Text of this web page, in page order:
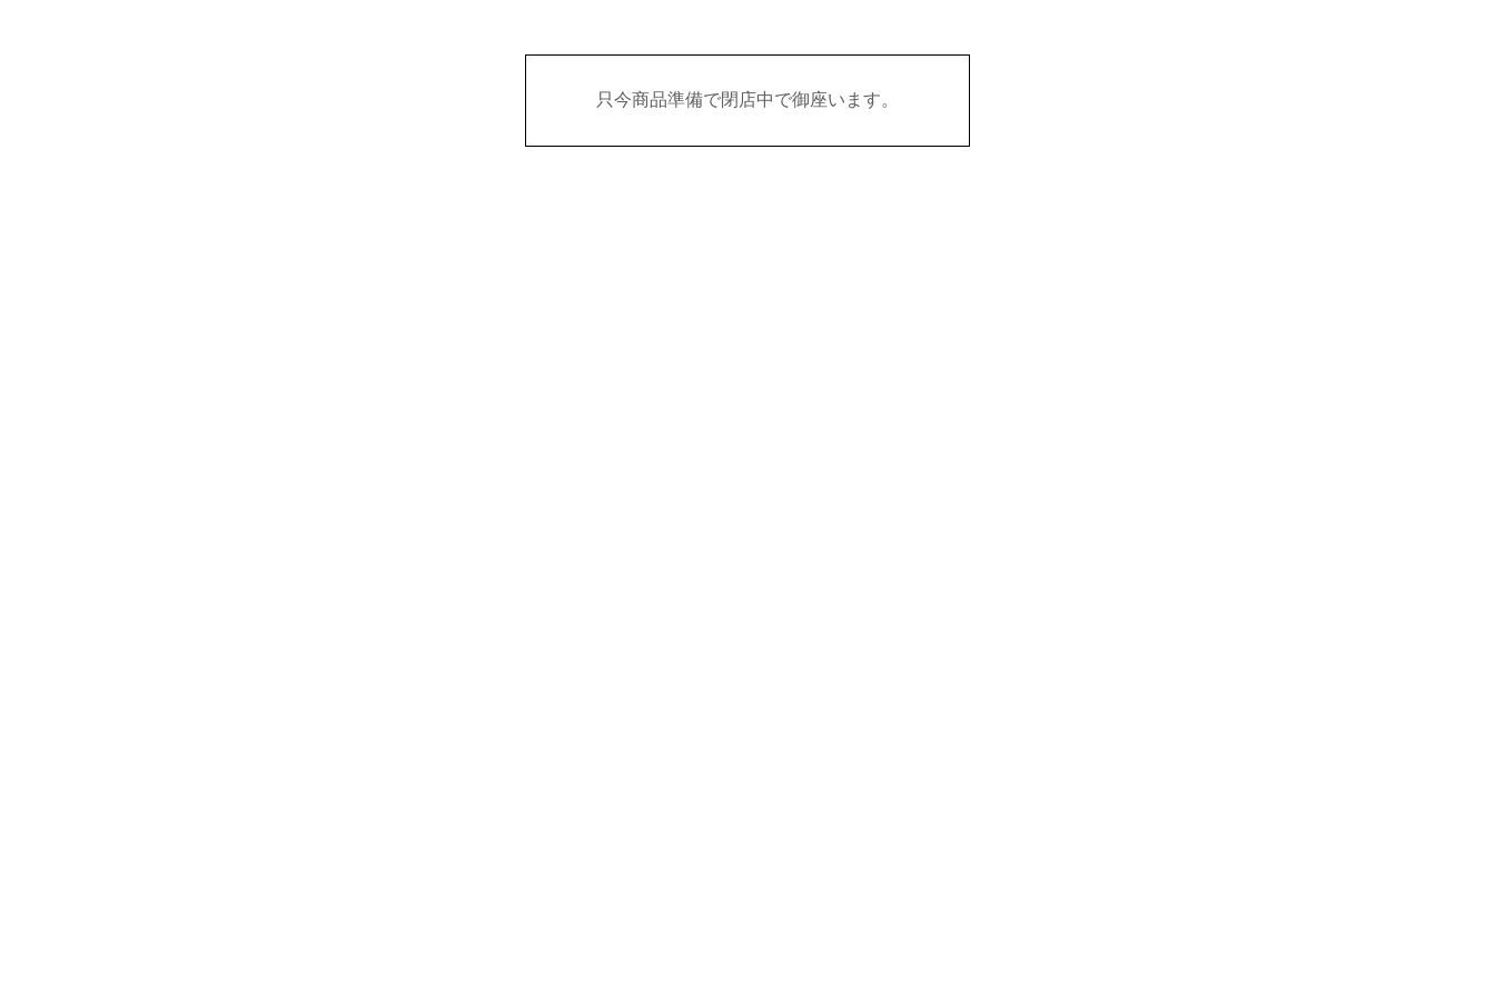
只今商品準備で閉店中で御座います。